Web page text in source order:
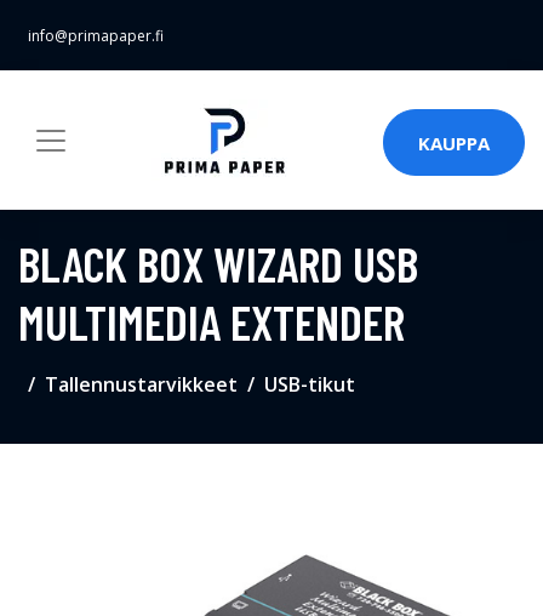
info@primapaper.fi
KAUPPA
BLACK BOX WIZARD USB
MULTIMEDIA EXTENDER
Tallennustarvikkeet USB-tikut